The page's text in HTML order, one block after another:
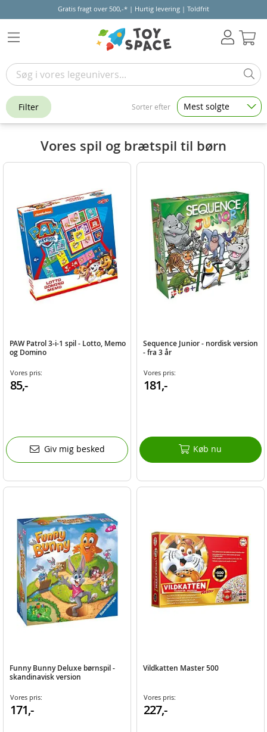
Gratis fragt over 500,-* | Hurtig levering | Toldfrit
Vores spil og brætspil til børn
PAW Patrol 3-i-1 spil - Lotto, Memo
og Domino
Vores pris:
85,-
Giv mig besked
Sequence Junior - nordisk version
- fra 3 år
Vores pris:
181,-
Køb nu
Funny Bunny Deluxe børnspil -
skandinavisk version
Vores pris:
171,-
Vildkatten Master 500
Vores pris:
227,-
Filter Sorter efter Mest solgte